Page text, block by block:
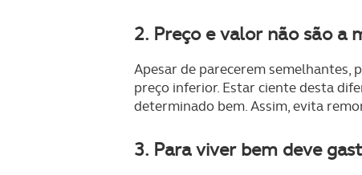
2. Preço e valor não são a
Apesar de parecerem semelhantes,
preço inferior. Estar ciente desta
determinado bem. Assim, evita
3. Para viver bem deve